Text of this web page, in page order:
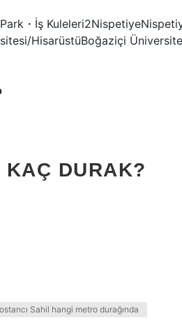
・İş
HisarüstüBoğaziçi
KAÇ DURAK?
Sahil hangi metro durağında